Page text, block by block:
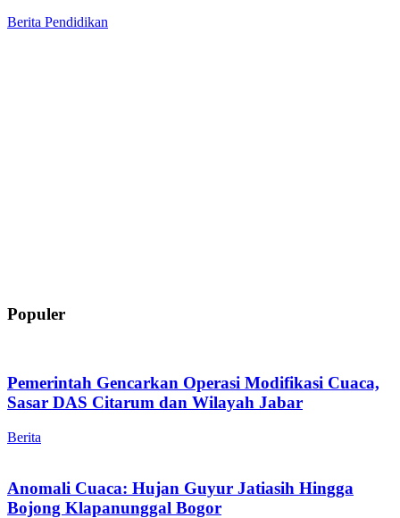
Berita Pendidikan
Populer
Pemerintah Gencarkan Operasi Modifikasi Cuaca,
Sasar DAS Citarum dan Wilayah Jabar
Berita
Anomali Cuaca: Hujan Guyur Jatiasih Hingga
Bojong Klapanunggal Bogor